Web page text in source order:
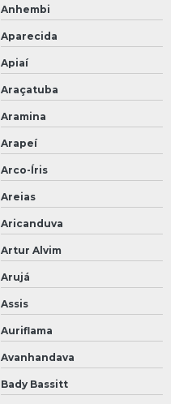
Anhembi
Aparecida
Apiaí
Araçatuba
Aramina
Arapeí
Arco-Íris
Areias
Aricanduva
Artur Alvim
Arujá
Assis
Auriflama
Avanhandava
Bady Bassitt